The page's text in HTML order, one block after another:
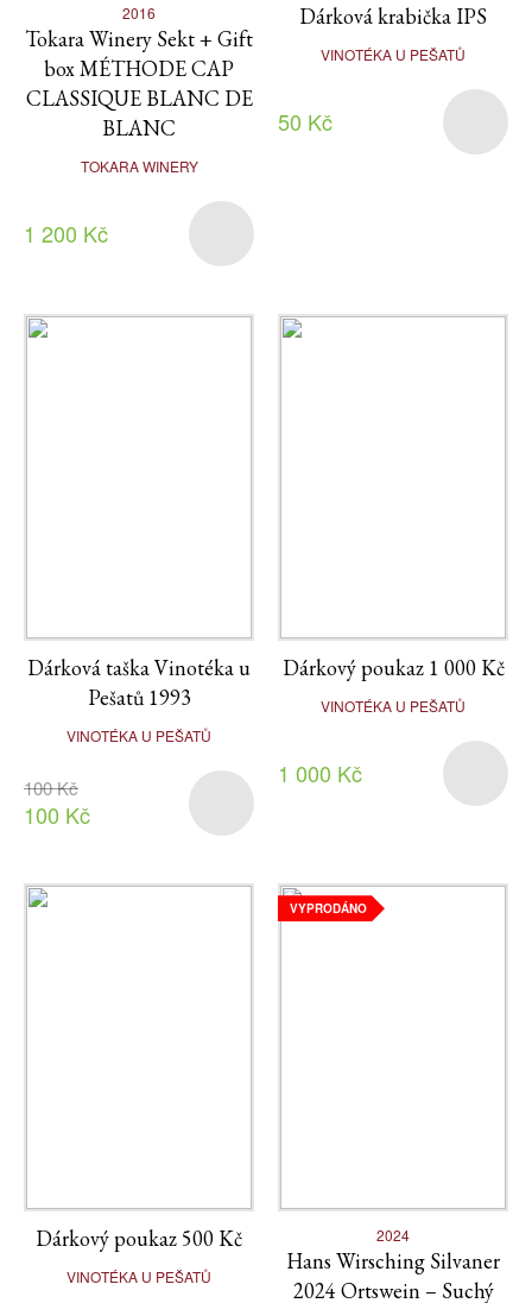
2016
Tokara Winery Sekt + Gift
box MÉTHODE CAP
CLASSIQUE BLANC DE
BLANC
TOKARA WINERY
1 200 Kč
Dárková krabička IPS
VINOTÉKA U PEŠATŮ
50 Kč
Dárková taška Vinotéka u
Pešatů 1993
VINOTÉKA U PEŠATŮ
100 Kč
100 Kč
Dárkový poukaz 1 000 Kč
VINOTÉKA U PEŠATŮ
1 000 Kč
Dárkový poukaz 500 Kč
VINOTÉKA U PEŠATŮ
VYPRODÁNO
2024
Hans Wirsching Silvaner
2024 Ortswein – Suchý